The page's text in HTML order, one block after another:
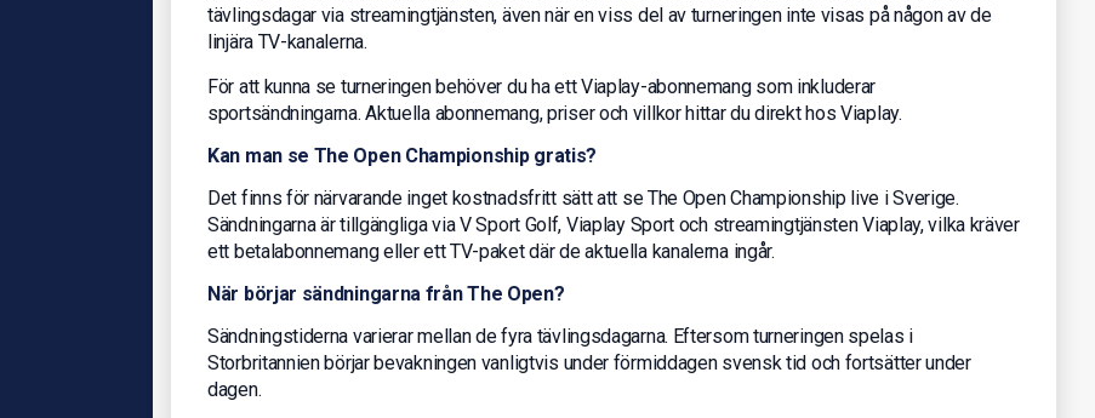
tävlingsdagar via streamingtjänsten, även när en viss del av turneringen inte visas på någon av de
linjära TV-kanalerna.
För att kunna se turneringen behöver du ha ett Viaplay-abonnemang som inkluderar
sportsändningarna. Aktuella abonnemang, priser och villkor hittar du direkt hos Viaplay.
Kan man se The Open Championship gratis?
Det finns för närvarande inget kostnadsfritt sätt att se The Open Championship live i Sverige.
Sändningarna är tillgängliga via V Sport Golf, Viaplay Sport och streamingtjänsten Viaplay, vilka kräver
ett betalabonnemang eller ett TV-paket där de aktuella kanalerna ingår.
När börjar sändningarna från The Open?
Sändningstiderna varierar mellan de fyra tävlingsdagarna. Eftersom turneringen spelas i
Storbritannien börjar bevakningen vanligtvis under förmiddagen svensk tid och fortsätter under
dagen.